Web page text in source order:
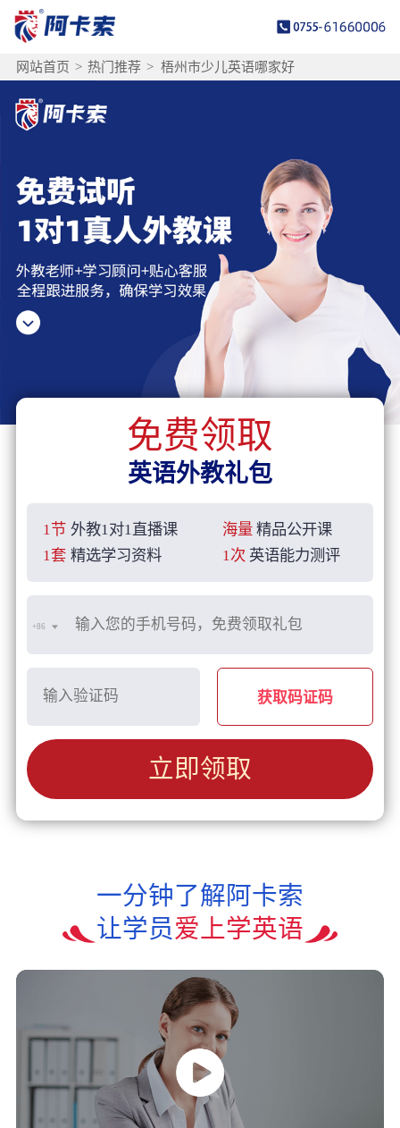
网站首页 > 热门推荐 > 梧州市少儿英语哪家好
免费领取
英语外教礼包
1节 外教1对1直播课 海量 精品公开课
1套 精选学习资料 1次 英语能力测评
+86
获取码证码
立即领取
一分钟了解阿卡索
让学员爱上学英语